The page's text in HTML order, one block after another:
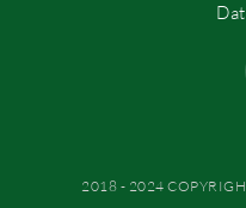
2018 - 2024